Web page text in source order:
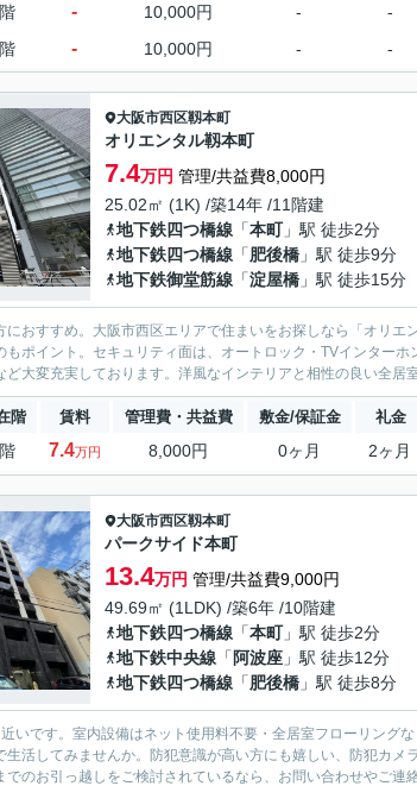
- 10,000円 - -
- 10,000円 - -
大阪市西区靱本町
オリエンタル靱本町
7.4万円 管理/共益費8,000円
25.02㎡ (1K) /築14年 /11階建
地下鉄四つ橋線 「本町」駅 徒歩2分
地下鉄四つ橋線 「肥後橋 」駅 徒歩9分
地下鉄御堂筋線 「淀屋橋 」駅 徒歩15分
におすすめ。大阪市西区エリアで住まいをお探しなら「オリ
もポイント。セキュリティ面は、オートロック・TVインター
ど大変充実しております。洋風なインテリアと相性の良い全居
階 賃料 管理費・共益費 敷金/保証金 礼金
7.4万円 8,000円 0ヶ月 2ヶ月
大阪市西区靱本町
パークサイド本町
13.4万円 管理/共益費9,000円
49.69㎡ (1LDK) /築6年 /10階建
地下鉄四つ橋線 「本町」駅 徒歩2分
地下鉄中央線 「 阿波座 」駅 徒歩12分
地下鉄四つ橋線 「肥後橋 」駅 徒歩8分
いです。室内設備はネット使用料不要・全居室フローリング
生活してみませんか。防犯意識が高い方にも嬉しい、防犯カ
でのお引っ越しをご検討されているなら、お問い合わせやご連